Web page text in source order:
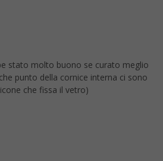
stato molto buono se curato meglio
punto della cornice interna ci sono
che fissa il vetro)